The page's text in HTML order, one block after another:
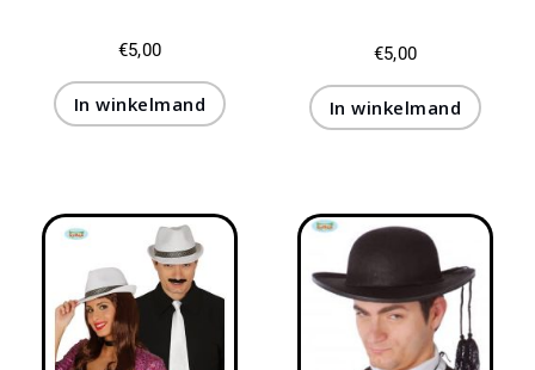
€5,00
In winkelmand
€5,00
In winkelmand